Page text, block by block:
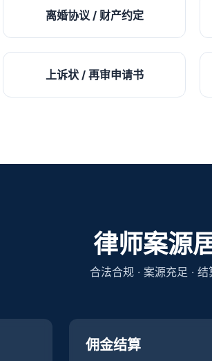
离婚协议 / 财产约定
上诉状 / 再审申请书
律师案源
合法合规 · 案源充足 ·
佣金结算